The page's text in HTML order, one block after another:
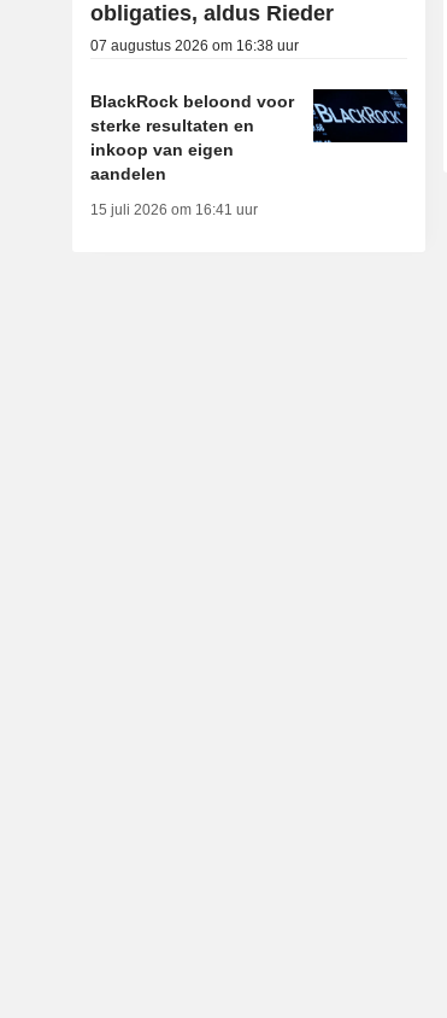
obligaties, aldus Rieder
07 augustus 2026 om 16:38 uur
BlackRock beloond voor
sterke resultaten en
inkoop van eigen
aandelen
15 juli 2026 om 16:41 uur